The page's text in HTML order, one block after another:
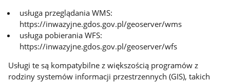
usługa przeglądania WMS:
https://inwazyjne.gdos.gov.pl/geoserver/wms
usługa pobierania WFS:
https://inwazyjne.gdos.gov.pl/geoserver/wfs
Usługi te są kompatybilne z większością programów z
rodziny systemów informacji przestrzennych (GIS), takich